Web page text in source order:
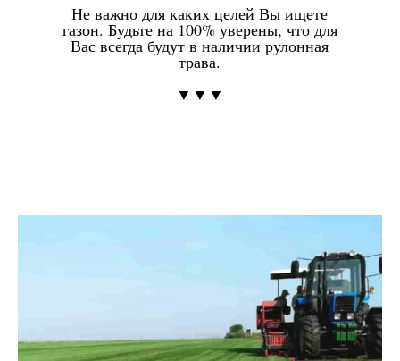
Не важно для каких целей Вы ищете
газон. Будьте на 100% уверены, что для
Вас всегда будут в наличии рулонная
трава.
▼▼▼